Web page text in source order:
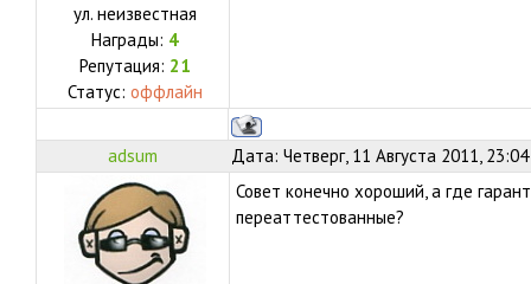
ул. неизвестная
Награды: 4
Репутация: 21
Статус: оффлайн
adsum Дата: Четверг, 11 Августа 2011,
Совет конечно хороший, а где
переаттестованные?